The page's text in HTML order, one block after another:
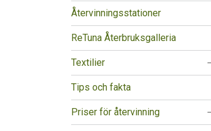
Återvinningsstationer
ReTuna Återbruksgalleria
Textilier
Tips och fakta
Priser för återvinning